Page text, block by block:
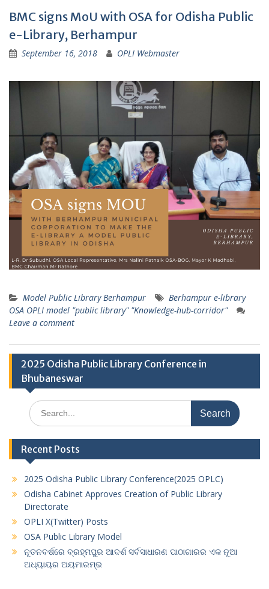
BMC signs MoU with OSA for Odisha Public
e-Library, Berhampur
September 16, 2018 OPLI Webmaster
Model Public Library Berhampur
Berhampur e-library
OSA OPLI model "public library" "Knowledge-hub-corridor"
Leave a comment
2025 Odisha Public Library Conference in
Bhubaneswar
Search
for:
Recent Posts
2025 Odisha Public Library Conference(2025 OPLC)
Odisha Cabinet Approves Creation of Public Library
Directorate
OPLI X(Twitter) Posts
OSA Public Library Model
ନୂତନବର୍ଷରେ ବ୍ରହ୍ମପୁର ଆଦର୍ଶ ସର୍ବସାଧାରଣ ପାଠାଗାରର ଏକ ନୂଆ
ଅଧ୍ୟାୟର ଅୟମାରମ୍ଭ